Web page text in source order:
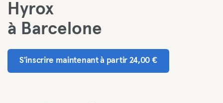
Hyrox
à Barcelone
S'inscrire maintenant à partir 24,00 €